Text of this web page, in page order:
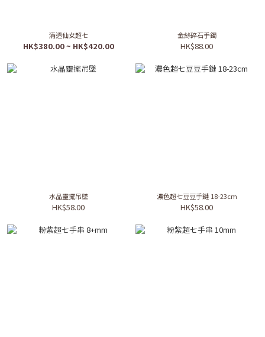
清透仙女超七
HK$380.00 ~ HK$420.00
金絲碎石手鐲
HK$88.00
水晶靈擺吊墜
HK$58.00
濃色超七豆豆手鏈 18-23cm
HK$58.00